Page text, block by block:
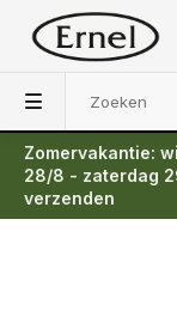
Zomervakantie:
28/8 - zaterdag
verzenden
Terug